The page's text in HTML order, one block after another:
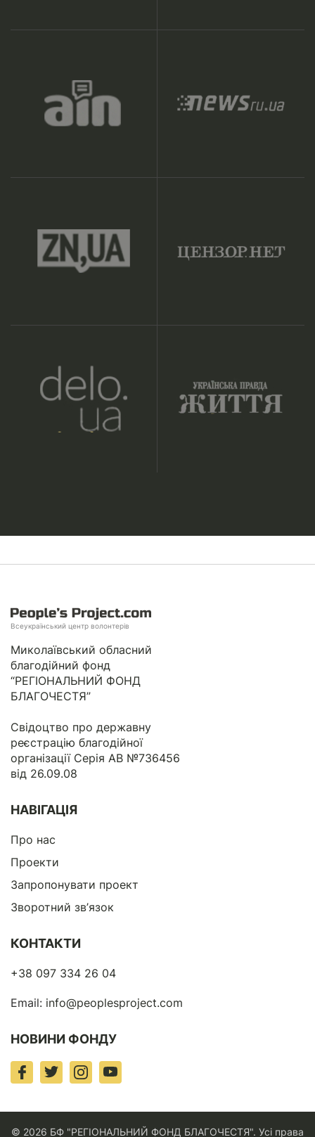
Всеукраїнський центр волонтерів
Миколаївський обласний
благодійний фонд
“РЕГІОНАЛЬНИЙ ФОНД
БЛАГОЧЕСТЯ”
Свідоцтво про державну
реєстрацію благодійної
організації Серія АВ №736456
від 26.09.08
НАВІГАЦІЯ
Про нас
Проекти
Запропонувати проект
Зворотний зв’язок
КОНТАКТИ
+38 097 334 26 04
Email: info@peoplesproject.com
НОВИНИ ФОНДУ
© 2026 БФ "РЕГІОНАЛЬНИЙ ФОНД БЛАГОЧЕСТЯ". Усі права